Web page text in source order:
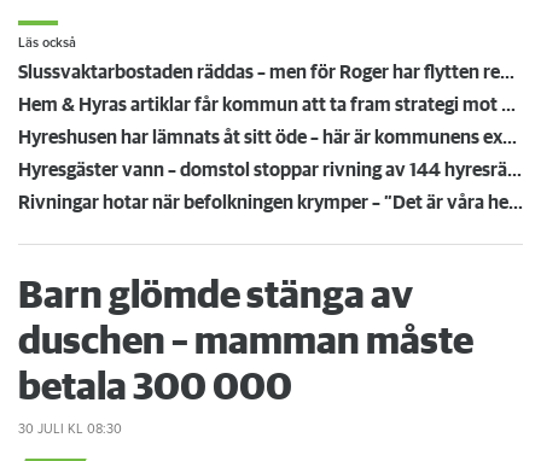
Läs också
Slussvaktarbostaden räddas – men för Roger har flytten redan gått: "Glad att det bevaras"
Hem & Hyras artiklar får kommun att ta fram strategi mot slumvärdar
Hyreshusen har lämnats åt sitt öde – här är kommunens extrema lösning: ”Då får de stämma oss”
Hyresgäster vann – domstol stoppar rivning av 144 hyresrätter i Vasastan
Rivningar hotar när befolkningen krymper – ”Det är våra hem som försvinner”
Barn glömde stänga av
duschen – mamman måste
betala 300 000
30 JULI KL 08:30